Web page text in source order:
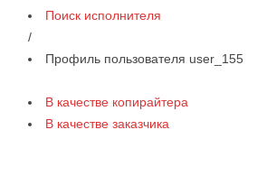
Поиск исполнителя
/
Профиль пользователя user_155
В качестве копирайтера
В качестве заказчика